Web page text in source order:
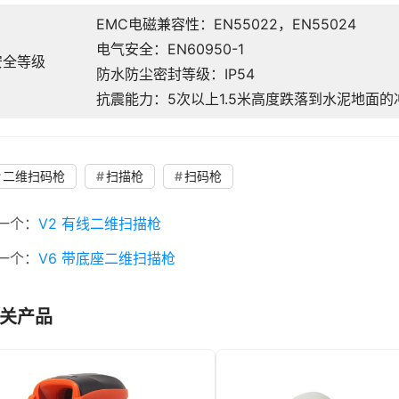
全等级
EMC电磁兼容性：EN55022，EN55024
电气安全：EN60950-1
防水防尘密封等级：IP54
抗震能力：5次以上1.5米高度跌落到水泥地面的
二维扫码枪 扫描枪 扫码枪
个： V2 有线二维扫描枪
个： V6 带底座二维扫描枪
产品